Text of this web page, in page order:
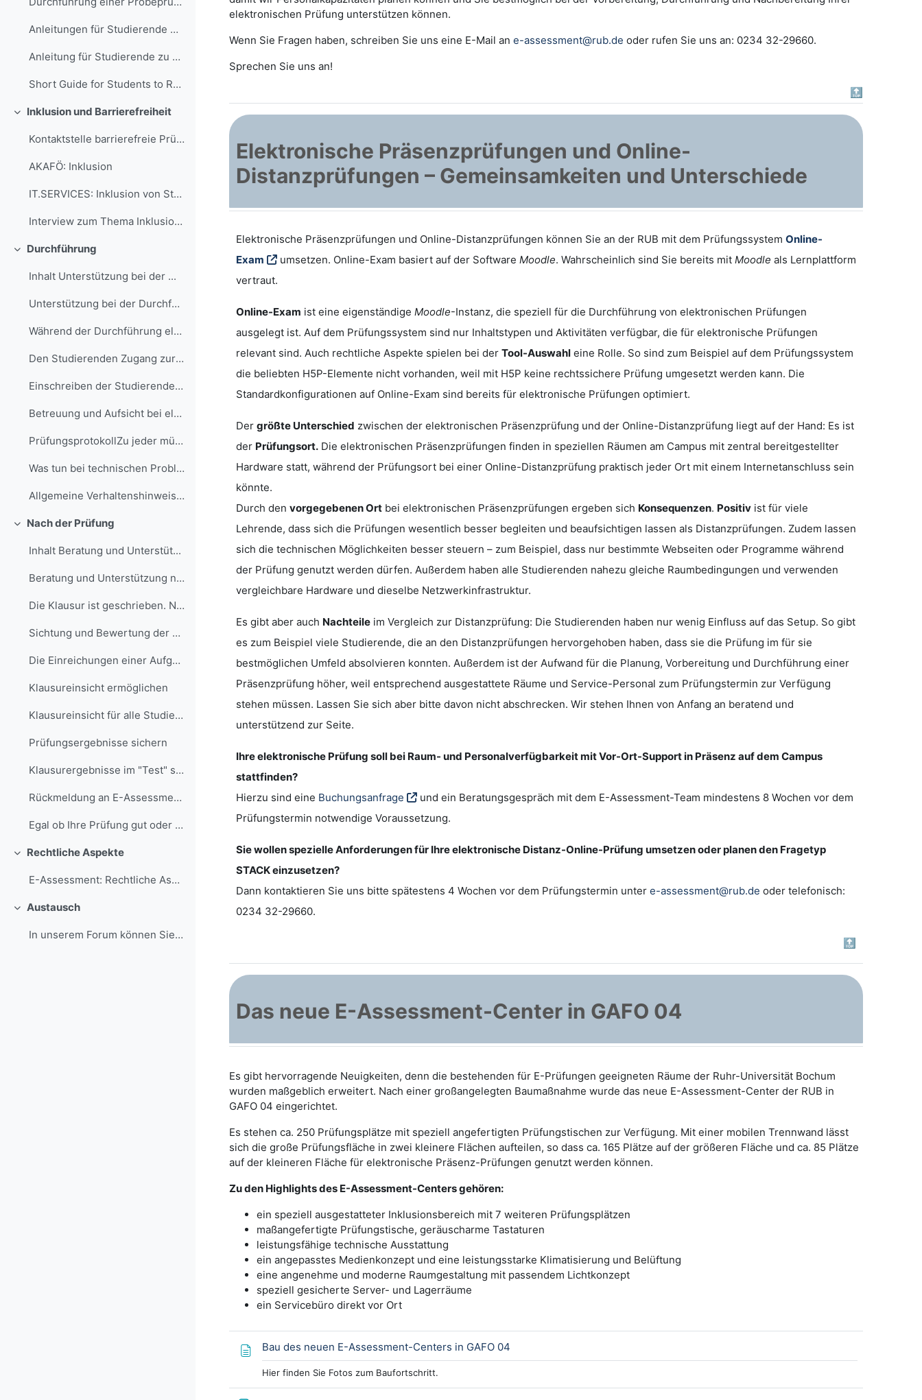
Anleitungen für Studierende Wir h...
Anleitung für Studierende zu Online-Fernprüfungen (PDF)
Short Guide for Students to Remote Online-Exams (PDF)
Minimizza
Inklusion und Barrierefreiheit
Kontaktstelle barrierefreie Prüfungen (KoBaP)
AKAFÖ: Inklusion
IT.SERVICES: Inklusion von Studierenden mit Behinderung
Interview zum Thema Inklusion bei elektronischen Prüfungen
Minimizza
Durchführung
Inhalt Unterstützung bei der ...
Unterstützung bei der Durchführung von elekt...
Während der Durchführung elektronischer Prüfungen ...
Den Studierenden Zugang zur Prüfung ermöglic...
Einschreiben der Studierenden in einen Moodle-Kurs...
Betreuung und Aufsicht bei elektronischen Pr...
PrüfungsprotokollZu jeder mündlichen und zu...
Was tun bei technischen Problemen in der Prü...
Allgemeine Verhaltenshinweise Störung...
Minimizza
Nach der Prüfung
Inhalt Beratung und Unterstüt...
Beratung und Unterstützung nach der Prüfung ...
Die Klausur ist geschrieben. Nun müssen die Einrei...
Sichtung und Bewertung der Prüfungsergebniss...
Die Einreichungen einer Aufgabe einsehen und bewer...
Klausureinsicht ermöglichen
Klausureinsicht für alle Studierenden in eine...
Prüfungsergebnisse sichern
Klausurergebnisse im "Test" sichern Um die Klau...
Rückmeldung an E-Assessment-Team
Egal ob Ihre Prüfung gut oder schlecht gelau...
Minimizza
Rechtliche Aspekte
E-Assessment: Rechtliche Aspekte
Minimizza
Austausch
In unserem Forum können Sie Ihre Fragen stellen un...
elektronischen Prüfung unterstützen können.
Wenn Sie Fragen haben, schreiben Sie uns eine E-Mail an e-assessment@rub.de oder rufen Sie uns an: 0234 32-29660.
Sprechen Sie uns an!
🔝
Elektronische Präsenzprüfungen und Online-
Distanzprüfungen – Gemeinsamkeiten und Unterschiede
Elektronische Präsenzprüfungen und Online-Distanzprüfungen können Sie an der RUB mit dem Prüfungssystem Online-
Exam
umsetzen. Online-Exam basiert auf der Software Moodle. Wahrscheinlich sind Sie bereits mit Moodle als Lernplattform
vertraut.
Online-Exam ist eine eigenständige Moodle-Instanz, die speziell für die Durchführung von elektronischen Prüfungen
ausgelegt ist. Auf dem Prüfungssystem sind nur Inhaltstypen und Aktivitäten verfügbar, die für elektronische Prüfungen
relevant sind. Auch rechtliche Aspekte spielen bei der Tool-Auswahl eine Rolle. So sind zum Beispiel auf dem Prüfungssystem
die beliebten H5P-Elemente nicht vorhanden, weil mit H5P keine rechtssichere Prüfung umgesetzt werden kann. Die
Standardkonfigurationen auf Online-Exam sind bereits für elektronische Prüfungen optimiert.
Der größte Unterschied zwischen der elektronischen Präsenzprüfung und der Online-Distanzprüfung liegt auf der Hand: Es ist
der Prüfungsort. Die elektronischen Präsenzprüfungen finden in speziellen Räumen am Campus mit zentral bereitgestellter
Hardware statt, während der Prüfungsort bei einer Online-Distanzprüfung praktisch jeder Ort mit einem Internetanschluss sein
könnte.
Durch den vorgegebenen Ort bei elektronischen Präsenzprüfungen ergeben sich Konsequenzen. Positiv ist für viele
Lehrende, dass sich die Prüfungen wesentlich besser begleiten und beaufsichtigen lassen als Distanzprüfungen. Zudem lassen
sich die technischen Möglichkeiten besser steuern – zum Beispiel, dass nur bestimmte Webseiten oder Programme während
der Prüfung genutzt werden dürfen. Außerdem haben alle Studierenden nahezu gleiche Raumbedingungen und verwenden
vergleichbare Hardware und dieselbe Netzwerkinfrastruktur.
Es gibt aber auch Nachteile im Vergleich zur Distanzprüfung: Die Studierenden haben nur wenig Einfluss auf das Setup. So gibt
es zum Beispiel viele Studierende, die an den Distanzprüfungen hervorgehoben haben, dass sie die Prüfung im für sie
bestmöglichen Umfeld absolvieren konnten. Außerdem ist der Aufwand für die Planung, Vorbereitung und Durchführung einer
Präsenzprüfung höher, weil entsprechend ausgestattete Räume und Service-Personal zum Prüfungstermin zur Verfügung
stehen müssen. Lassen Sie sich aber bitte davon nicht abschrecken. Wir stehen Ihnen von Anfang an beratend und
unterstützend zur Seite.
Ihre elektronische Prüfung soll bei Raum- und Personalverfügbarkeit mit Vor-Ort-Support in Präsenz auf dem Campus
stattfinden?
Hierzu sind eine Buchungsanfrage
und ein Beratungsgespräch mit dem E-Assessment-Team mindestens 8 Wochen vor dem
Prüfungstermin notwendige Voraussetzung.
Sie wollen spezielle Anforderungen für Ihre elektronische Distanz-Online-Prüfung umsetzen oder planen den Fragetyp
STACK einzusetzen?
Dann kontaktieren Sie uns bitte spätestens 4 Wochen vor dem Prüfungstermin unter e-assessment@rub.de oder telefonisch:
0234 32-29660.
🔝
Das neue E-Assessment-Center in GAFO 04
Es gibt hervorragende Neuigkeiten, denn die bestehenden für E-Prüfungen geeigneten Räume der Ruhr-Universität Bochum
wurden maßgeblich erweitert. Nach einer großangelegten Baumaßnahme wurde das neue E-Assessment-Center der RUB in
GAFO 04 eingerichtet.
Es stehen ca. 250 Prüfungsplätze mit speziell angefertigten Prüfungstischen zur Verfügung. Mit einer mobilen Trennwand lässt
sich die große Prüfungsfläche in zwei kleinere Flächen aufteilen, so dass ca. 165 Plätze auf der größeren Fläche und ca. 85 Plätze
auf der kleineren Fläche für elektronische Präsenz-Prüfungen genutzt werden können.
Zu den Highlights des E-Assessment-Centers gehören:
ein speziell ausgestatteter Inklusionsbereich mit 7 weiteren Prüfungsplätzen
maßangefertigte Prüfungstische, geräuscharme Tastaturen
leistungsfähige technische Ausstattung
ein angepasstes Medienkonzept und eine leistungsstarke Klimatisierung und Belüftung
eine angenehme und moderne Raumgestaltung mit passendem Lichtkonzept
speziell gesicherte Server- und Lagerräume
ein Servicebüro direkt vor Ort
Bau des neuen E-Assessment-Centers in GAFO 04
Hier finden Sie Fotos zum Baufortschritt.